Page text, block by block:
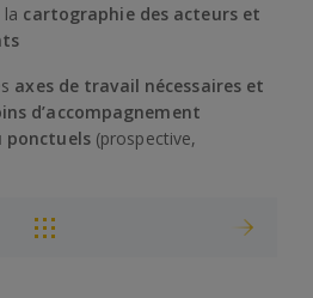
cartographie des acteurs et
axes de travail nécessaires et
d’accompagnement
ponctuels (prospective,